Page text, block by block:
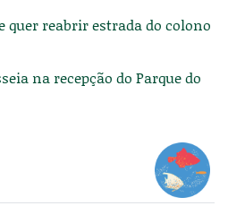
quer reabrir estrada do colono
na recepção do Parque do